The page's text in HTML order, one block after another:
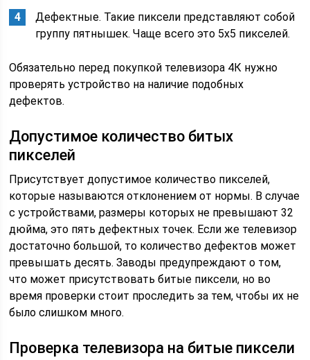
Дефектные. Такие пиксели представляют собой
группу пятнышек. Чаще всего это 5х5 пикселей.
Обязательно перед покупкой телевизора 4К нужно
проверять устройство на наличие подобных
дефектов.
Допустимое количество битых
пикселей
Присутствует допустимое количество пикселей,
которые называются отклонением от нормы. В случае
с устройствами, размеры которых не превышают 32
дюйма, это пять дефектных точек. Если же телевизор
достаточно большой, то количество дефектов может
превышать десять. Заводы предупреждают о том,
что может присутствовать битые пиксели, но во
время проверки стоит проследить за тем, чтобы их не
было слишком много.
Проверка телевизора на битые пиксели